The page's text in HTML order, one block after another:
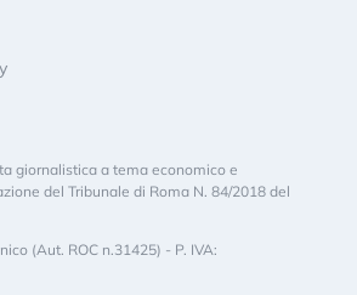
giornalistica a tema economico e
del Tribunale di Roma N. 84/2018 del
(Aut. ROC n.31425) - P. IVA: